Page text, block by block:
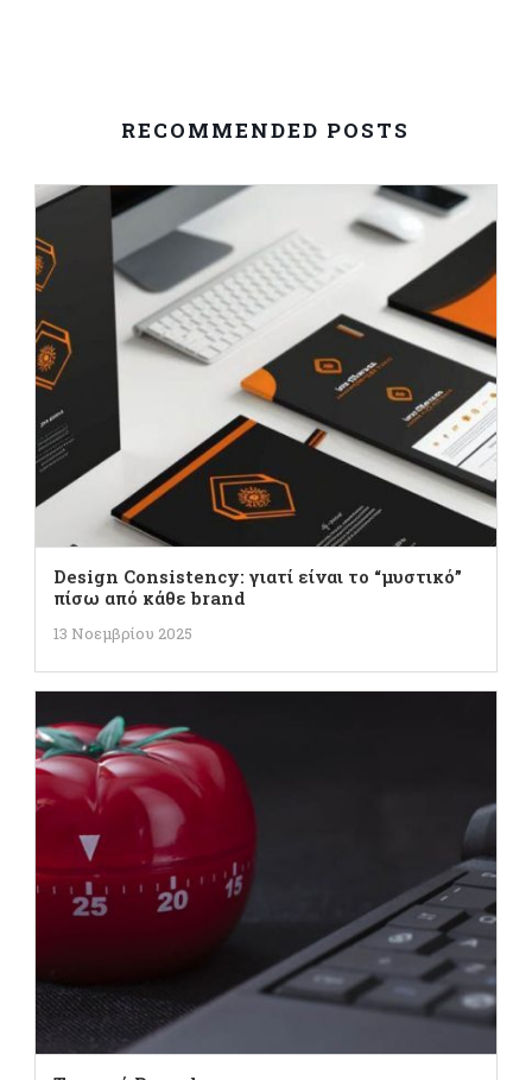
RECOMMENDED POSTS
Design Consistency: γιατί είναι το “μυστικό”
πίσω από κάθε brand
13 Νοεμβρίου 2025